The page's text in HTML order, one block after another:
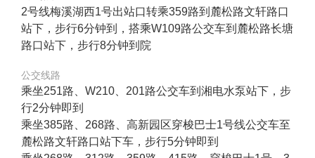
2号线梅溪湖西1号出站口转乘359路到麓松路文轩路口
站下，步行6分钟到，搭乘W109路公交车到麓松路长塘
路口站下，步行8分钟到院
公交线路
乘坐251路、W210、201路公交车到湘电水泵站下，步
行2分钟即到
乘坐385路、268路、高新园区穿梭巴士1号线公交车至
麓松路文轩路口站下车，步行5分钟即到